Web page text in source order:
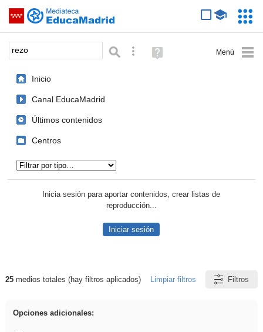
Saltar navegación
Palabra o frase: Búsqueda avanzada
Ayuda
(en
Inicio
Canal EducaMadrid
Últimos contenidos
Centros
Inicia sesión para aportar contenidos, crear listas de
reproducción...
Iniciar sesión
Resultados de: rezo
25medios totales (hay filtros aplicados) Limpiar filtros Filtros
Opciones adicionales: